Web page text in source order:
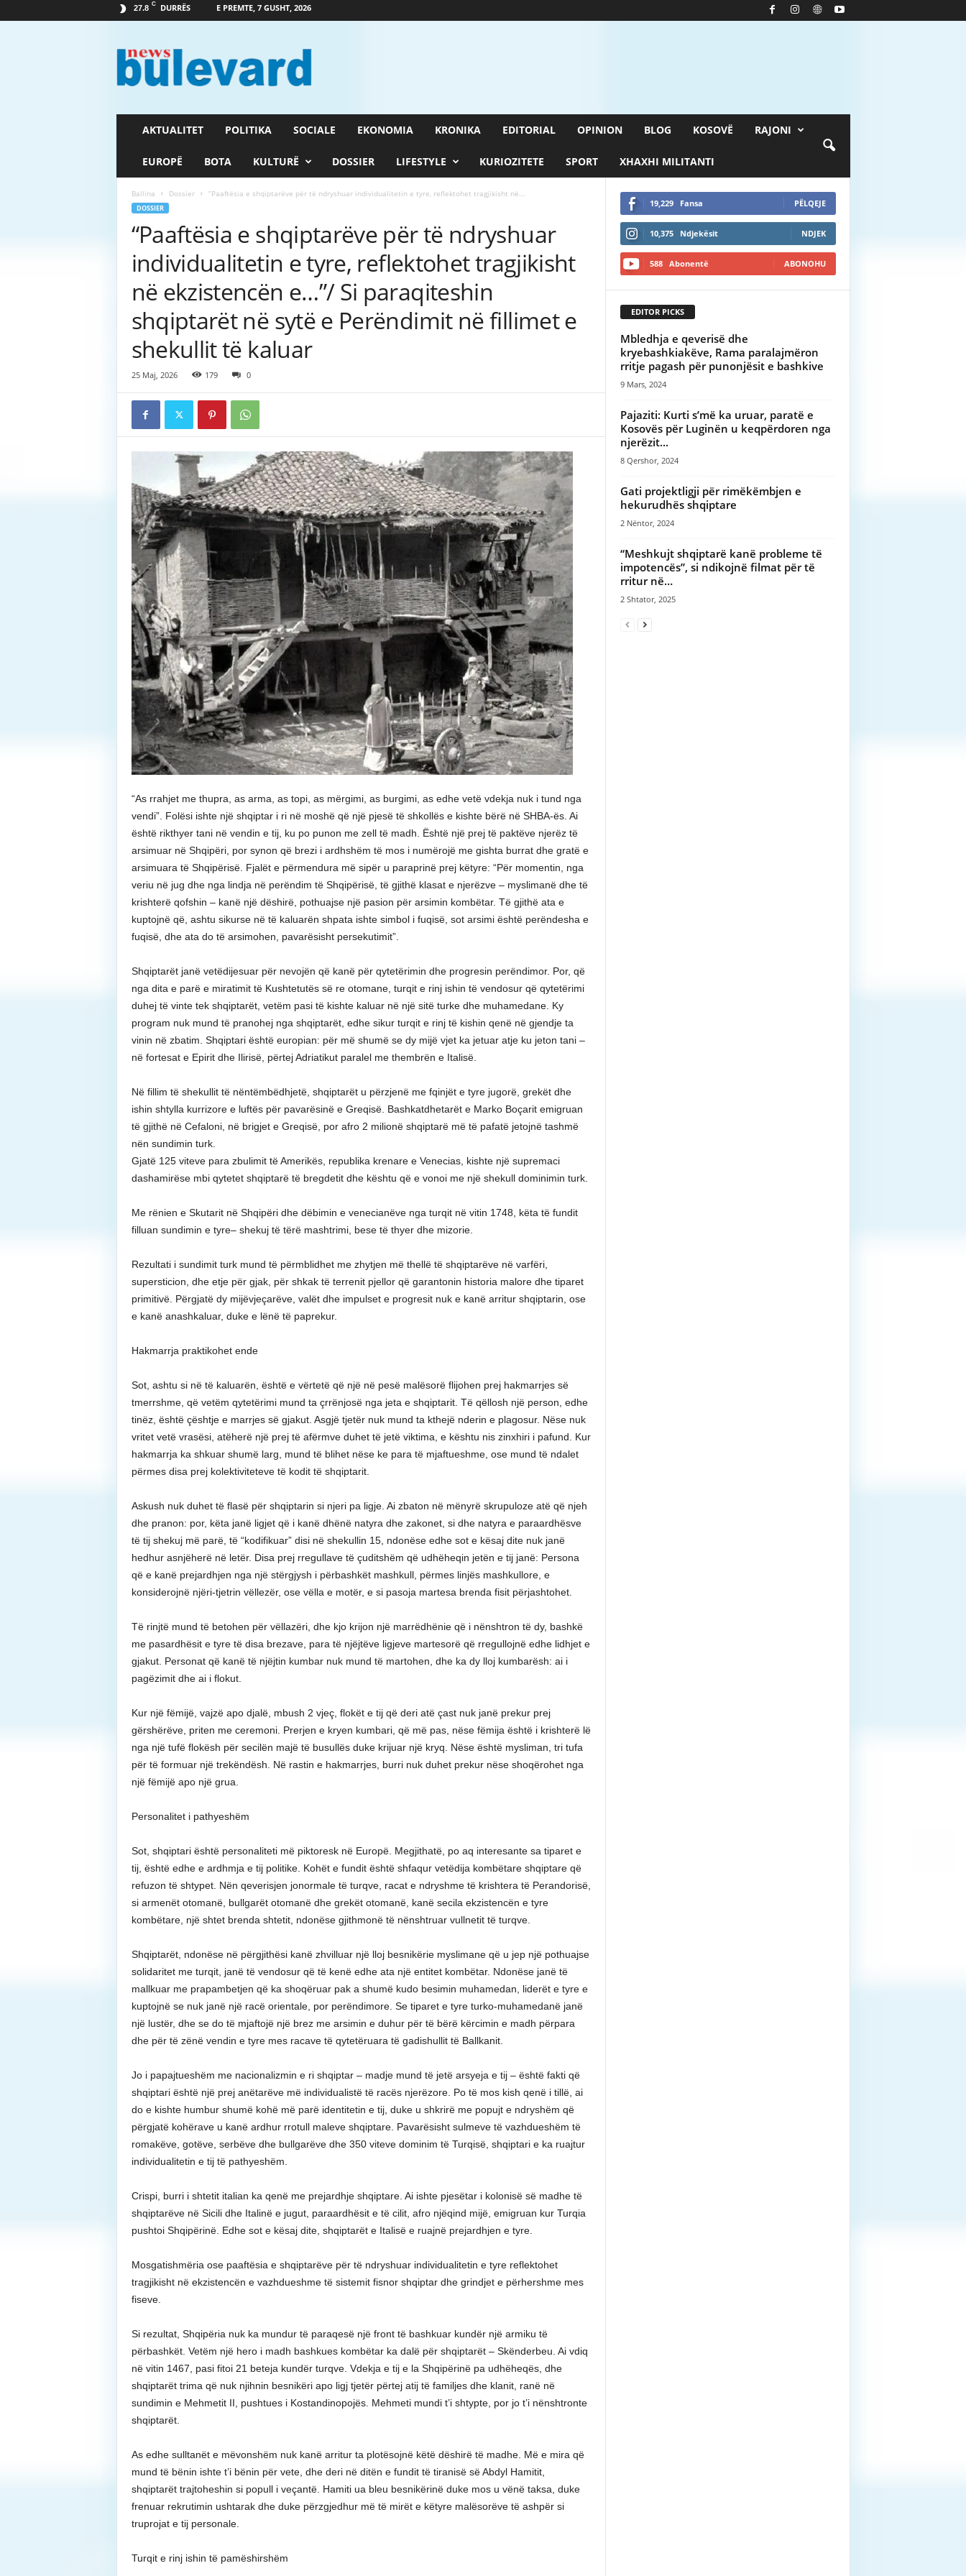
27.8 C DURRËS E PREMTE, 7 GUSHT, 2026
a
AKTUALITET POLITIKA SOCIALE EKONOMIA KRONIKA EDITORIAL OPINION BLOG KOSOVË RAJONI
EUROPË BOTA KULTURË DOSSIER LIFESTYLE KURIOZITETE SPORT XHAXHI MILITANTI
Ballina Dossier “Paaftësia e shqiptarëve për të ndryshuar individualitetin e tyre, reflektohet tragjikisht në...
DOSSIER
“Paaftësia e shqiptarëve për të ndryshuar
individualitetin e tyre, reflektohet tragjikisht
në ekzistencën e…”/ Si paraqiteshin
shqiptarët në sytë e Perëndimit në fillimet e
shekullit të kaluar
25 Maj, 2026 179 0
“As rrahjet me thupra, as arma, as topi, as mërgimi, as burgimi, as edhe vetë vdekja nuk i tund nga
vendi”. Folësi ishte një shqiptar i ri në moshë që një pjesë të shkollës e kishte bërë në SHBA-ës. Ai
është rikthyer tani në vendin e tij, ku po punon me zell të madh. Është një prej të paktëve njerëz të
arsimuar në Shqipëri, por synon që brezi i ardhshëm të mos i numërojë me gishta burrat dhe gratë e
arsimuara të Shqipërisë. Fjalët e përmendura më sipër u paraprinë prej këtyre: “Për momentin, nga
veriu në jug dhe nga lindja në perëndim të Shqipërisë, të gjithë klasat e njerëzve – myslimanë dhe të
krishterë qofshin – kanë një dëshirë, pothuajse një pasion për arsimin kombëtar. Të gjithë ata e
kuptojnë që, ashtu sikurse në të kaluarën shpata ishte simbol i fuqisë, sot arsimi është perëndesha e
fuqisë, dhe ata do të arsimohen, pavarësisht persekutimit”.
Shqiptarët janë vetëdijesuar për nevojën që kanë për qytetërimin dhe progresin perëndimor. Por, që
nga dita e parë e miratimit të Kushtetutës së re otomane, turqit e rinj ishin të vendosur që qytetërimi
duhej të vinte tek shqiptarët, vetëm pasi të kishte kaluar në një sitë turke dhe muhamedane. Ky
program nuk mund të pranohej nga shqiptarët, edhe sikur turqit e rinj të kishin qenë në gjendje ta
vinin në zbatim. Shqiptari është europian: për më shumë se dy mijë vjet ka jetuar atje ku jeton tani –
në fortesat e Epirit dhe Ilirisë, përtej Adriatikut paralel me thembrën e Italisë.
Në fillim të shekullit të nëntëmbëdhjetë, shqiptarët u përzjenë me fqinjët e tyre jugorë, grekët dhe
ishin shtylla kurrizore e luftës për pavarësinë e Greqisë. Bashkatdhetarët e Marko Boçarit emigruan
të gjithë në Cefaloni, në brigjet e Greqisë, por afro 2 milionë shqiptarë më të pafatë jetojnë tashmë
nën sundimin turk.
Gjatë 125 viteve para zbulimit të Amerikës, republika krenare e Venecias, kishte një supremaci
dashamirëse mbi qytetet shqiptarë të bregdetit dhe kështu që e vonoi me një shekull dominimin turk.
Me rënien e Skutarit në Shqipëri dhe dëbimin e venecianëve nga turqit në vitin 1748, këta të fundit
filluan sundimin e tyre– shekuj të tërë mashtrimi, bese të thyer dhe mizorie.
Rezultati i sundimit turk mund të përmblidhet me zhytjen më thellë të shqiptarëve në varfëri,
supersticion, dhe etje për gjak, për shkak të terrenit pjellor që garantonin historia malore dhe tiparet
primitivë. Përgjatë dy mijëvjeçarëve, valët dhe impulset e progresit nuk e kanë arritur shqiptarin, ose
e kanë anashkaluar, duke e lënë të paprekur.
Hakmarrja praktikohet ende
Sot, ashtu si në të kaluarën, është e vërtetë që një në pesë malësorë flijohen prej hakmarrjes së
tmerrshme, që vetëm qytetërimi mund ta çrrënjosë nga jeta e shqiptarit. Të qëllosh një person, edhe
tinëz, është çështje e marrjes së gjakut. Asgjë tjetër nuk mund ta kthejë nderin e plagosur. Nëse nuk
vritet vetë vrasësi, atëherë një prej të afërmve duhet të jetë viktima, e kështu nis zinxhiri i pafund. Kur
hakmarrja ka shkuar shumë larg, mund të blihet nëse ke para të mjaftueshme, ose mund të ndalet
përmes disa prej kolektiviteteve të kodit të shqiptarit.
Askush nuk duhet të flasë për shqiptarin si njeri pa ligje. Ai zbaton në mënyrë skrupuloze atë që njeh
dhe pranon: por, këta janë ligjet që i kanë dhënë natyra dhe zakonet, si dhe natyra e paraardhësve
të tij shekuj më parë, të “kodifikuar” disi në shekullin 15, ndonëse edhe sot e kësaj dite nuk janë
hedhur asnjëherë në letër. Disa prej rregullave të çuditshëm që udhëheqin jetën e tij janë: Persona
që e kanë prejardhjen nga një stërgjysh i përbashkët mashkull, përmes linjës mashkullore, e
konsiderojnë njëri-tjetrin vëllezër, ose vëlla e motër, e si pasoja martesa brenda fisit përjashtohet.
Të rinjtë mund të betohen për vëllazëri, dhe kjo krijon një marrëdhënie që i nënshtron të dy, bashkë
me pasardhësit e tyre të disa brezave, para të njëjtëve ligjeve martesorë që rregullojnë edhe lidhjet e
gjakut. Personat që kanë të njëjtin kumbar nuk mund të martohen, dhe ka dy lloj kumbarësh: ai i
pagëzimit dhe ai i flokut.
Kur një fëmijë, vajzë apo djalë, mbush 2 vjeç, flokët e tij që deri atë çast nuk janë prekur prej
gërshërëve, priten me ceremoni. Prerjen e kryen kumbari, që më pas, nëse fëmija është i krishterë lë
nga një tufë flokësh për secilën majë të busullës duke krijuar një kryq. Nëse është mysliman, tri tufa
për të formuar një trekëndësh. Në rastin e hakmarrjes, burri nuk duhet prekur nëse shoqërohet nga
një fëmijë apo një grua.
Personalitet i pathyeshëm
Sot, shqiptari është personaliteti më piktoresk në Europë. Megjithatë, po aq interesante sa tiparet e
tij, është edhe e ardhmja e tij politike. Kohët e fundit është shfaqur vetëdija kombëtare shqiptare që
refuzon të shtypet. Nën qeverisjen jonormale të turqve, racat e ndryshme të krishtera të Perandorisë,
si armenët otomanë, bullgarët otomanë dhe grekët otomanë, kanë secila ekzistencën e tyre
kombëtare, një shtet brenda shtetit, ndonëse gjithmonë të nënshtruar vullnetit të turqve.
Shqiptarët, ndonëse në përgjithësi kanë zhvilluar një lloj besnikërie myslimane që u jep një pothuajse
solidaritet me turqit, janë të vendosur që të kenë edhe ata një entitet kombëtar. Ndonëse janë të
mallkuar me prapambetjen që ka shoqëruar pak a shumë kudo besimin muhamedan, liderët e tyre e
kuptojnë se nuk janë një racë orientale, por perëndimore. Se tiparet e tyre turko-muhamedanë janë
një lustër, dhe se do të mjaftojë një brez me arsimin e duhur për të bërë kërcimin e madh përpara
dhe për të zënë vendin e tyre mes racave të qytetëruara të gadishullit të Ballkanit.
Jo i papajtueshëm me nacionalizmin e ri shqiptar – madje mund të jetë arsyeja e tij – është fakti që
shqiptari është një prej anëtarëve më individualistë të racës njerëzore. Po të mos kish qenë i tillë, ai
do e kishte humbur shumë kohë më parë identitetin e tij, duke u shkrirë me popujt e ndryshëm që
përgjatë kohërave u kanë ardhur rrotull maleve shqiptare. Pavarësisht sulmeve të vazhdueshëm të
romakëve, gotëve, serbëve dhe bullgarëve dhe 350 viteve dominim të Turqisë, shqiptari e ka ruajtur
individualitetin e tij të pathyeshëm.
Crispi, burri i shtetit italian ka qenë me prejardhje shqiptare. Ai ishte pjesëtar i kolonisë së madhe të
shqiptarëve në Sicili dhe Italinë e jugut, paraardhësit e të cilit, afro njëqind mijë, emigruan kur Turqia
pushtoi Shqipërinë. Edhe sot e kësaj dite, shqiptarët e Italisë e ruajnë prejardhjen e tyre.
Mosgatishmëria ose paaftësia e shqiptarëve për të ndryshuar individualitetin e tyre reflektohet
tragjikisht në ekzistencën e vazhdueshme të sistemit fisnor shqiptar dhe grindjet e përhershme mes
fiseve.
Si rezultat, Shqipëria nuk ka mundur të paraqesë një front të bashkuar kundër një armiku të
përbashkët. Vetëm një hero i madh bashkues kombëtar ka dalë për shqiptarët – Skënderbeu. Ai vdiq
në vitin 1467, pasi fitoi 21 beteja kundër turqve. Vdekja e tij e la Shqipërinë pa udhëheqës, dhe
shqiptarët trima që nuk njihnin besnikëri apo ligj tjetër përtej atij të familjes dhe klanit, ranë në
sundimin e Mehmetit II, pushtues i Kostandinopojës. Mehmeti mundi t’i shtypte, por jo t’i nënshtronte
shqiptarët.
As edhe sulltanët e mëvonshëm nuk kanë arritur ta plotësojnë këtë dëshirë të madhe. Më e mira që
mund të bënin ishte t’i bënin për vete, dhe deri në ditën e fundit të tiranisë së Abdyl Hamitit,
shqiptarët trajtoheshin si popull i veçantë. Hamiti ua bleu besnikërinë duke mos u vënë taksa, duke
frenuar rekrutimin ushtarak dhe duke përzgjedhur më të mirët e këtyre malësorëve të ashpër si
truprojat e tij personale.
Turqit e rinj ishin të pamëshirshëm
19,229 Fansa PËLQEJE
10,375 Ndjekësit NDJEK
588 Abonentë ABONOHU
EDITOR PICKS
Mbledhja e qeverisë dhe
kryebashkiakëve, Rama paralajmëron
rritje pagash për punonjësit e bashkive
9 Mars, 2024
Pajaziti: Kurti s’më ka uruar, paratë e
Kosovës për Luginën u keqpërdoren nga
njerëzit...
8 Qershor, 2024
Gati projektligji për rimëkëmbjen e
hekurudhës shqiptare
2 Nëntor, 2024
“Meshkujt shqiptarë kanë probleme të
impotencës”, si ndikojnë filmat për të
rritur në…
2 Shtator, 2025